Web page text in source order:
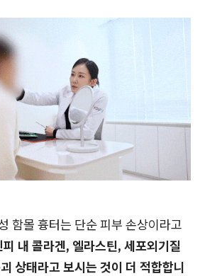
함몰 흉터는 단순 피부 손상이라고
피 내 콜라겐, 엘라스틴, 세포외기질
상태라고 보시는 것이 더 적합합니